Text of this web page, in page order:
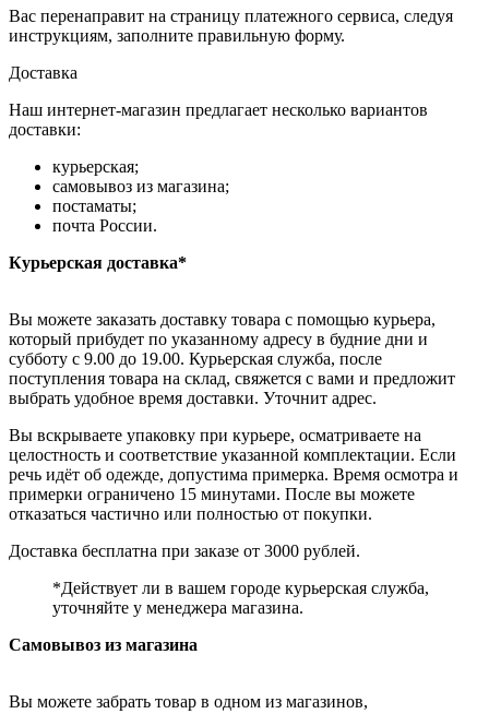
Вас перенаправит на страницу платежного сервиса, следуя
инструкциям, заполните правильную форму.
Доставка
Наш интернет-магазин предлагает несколько вариантов
доставки:
курьерская;
самовывоз из магазина;
постаматы;
почта России.
Курьерская доставка*
Вы можете заказать доставку товара с помощью курьера,
который прибудет по указанному адресу в будние дни и
субботу с 9.00 до 19.00. Курьерская служба, после
поступления товара на склад, свяжется с вами и предложит
выбрать удобное время доставки. Уточнит адрес.
Вы вскрываете упаковку при курьере, осматриваете на
целостность и соответствие указанной комплектации. Если
речь идёт об одежде, допустима примерка. Время осмотра и
примерки ограничено 15 минутами. После вы можете
отказаться частично или полностью от покупки.
Доставка бесплатна при заказе от 3000 рублей.
*Действует ли в вашем городе курьерская служба,
уточняйте у менеджера магазина.
Самовывоз из магазина
Вы можете забрать товар в одном из магазинов,